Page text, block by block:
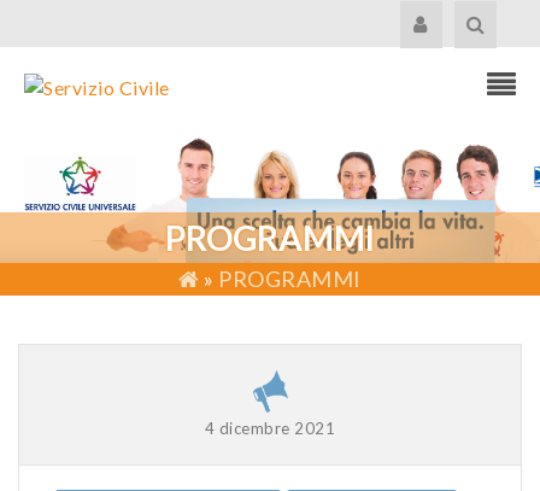
PROGRAMMI
» PROGRAMMI
4 dicembre 2021